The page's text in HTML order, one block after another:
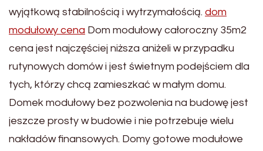
wyjątkową stabilnością i wytrzymałością. dom
modułowy cena Dom modułowy całoroczny 35m2
cena jest najczęściej niższa aniżeli w przypadku
rutynowych domów i jest świetnym podejściem dla
tych, którzy chcą zamieszkać w małym domu.
Domek modułowy bez pozwolenia na budowę jest
jeszcze prosty w budowie i nie potrzebuje wielu
nakładów finansowych. Domy gotowe modułowe